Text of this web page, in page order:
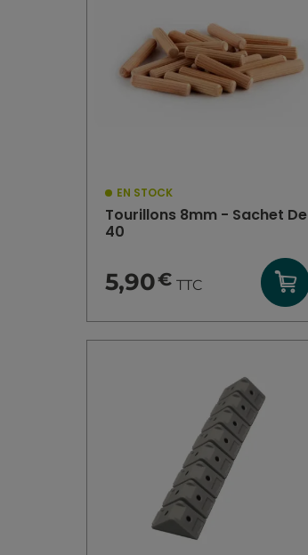
EN STOCK
Tourillons 8mm - Sachet De
40
5,90€ TTC